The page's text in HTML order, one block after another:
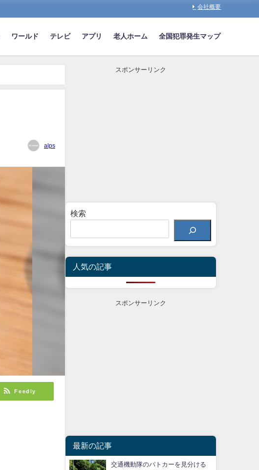
会社概要
ワールド テレビ アプリ 老人ホーム 全国犯罪発生マップ
alps
Feedly
スポンサーリンク
検索
人気の記事
スポンサーリンク
最新の記事
交通機動隊のパトカーを見分ける